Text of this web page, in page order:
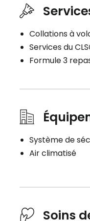
Collations à
Services du
Formule 3
Système de
Air climatisé
Soins